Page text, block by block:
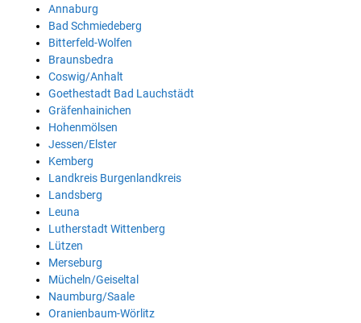
Annaburg
Bad Schmiedeberg
Bitterfeld-Wolfen
Braunsbedra
Coswig/Anhalt
Goethestadt Bad Lauchstädt
Gräfenhainichen
Hohenmölsen
Jessen/Elster
Kemberg
Landkreis Burgenlandkreis
Landsberg
Leuna
Lutherstadt Wittenberg
Lützen
Merseburg
Mücheln/Geiseltal
Naumburg/Saale
Oranienbaum-Wörlitz